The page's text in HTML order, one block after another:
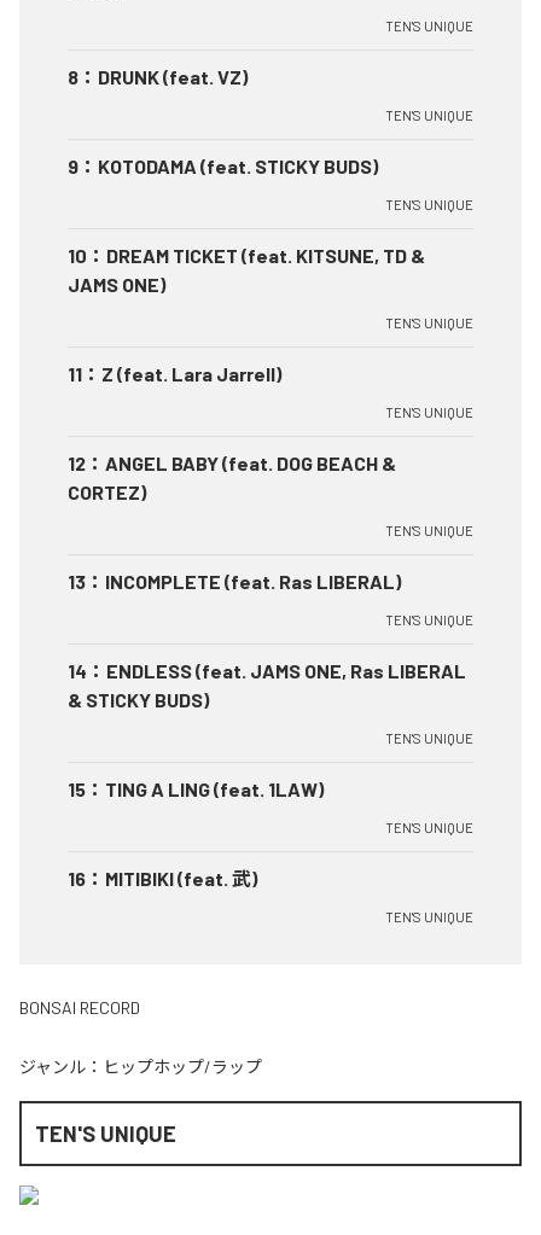
TEN'S UNIQUE
8 ： DRUNK (feat. VZ)
TEN'S UNIQUE
9 ： KOTODAMA (feat. STICKY BUDS)
TEN'S UNIQUE
10 ： DREAM TICKET (feat. KITSUNE, TD &
JAMS ONE)
TEN'S UNIQUE
11 ： Z (feat. Lara Jarrell)
TEN'S UNIQUE
12 ： ANGEL BABY (feat. DOG BEACH &
CORTEZ)
TEN'S UNIQUE
13 ： INCOMPLETE (feat. Ras LIBERAL)
TEN'S UNIQUE
14 ： ENDLESS (feat. JAMS ONE, Ras LIBERAL
& STICKY BUDS)
TEN'S UNIQUE
15 ： TING A LING (feat. 1LAW)
TEN'S UNIQUE
16 ： MITIBIKI (feat. 武)
TEN'S UNIQUE
BONSAI RECORD
ジャンル： ヒップホップ/ラップ
TEN'S UNIQUE